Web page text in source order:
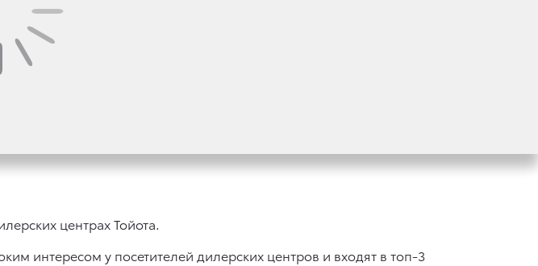
ДОСТУПНЫ
центрах Тойота.
интересом у посетителей дилерских центров и входят в топ-3